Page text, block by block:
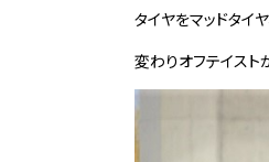
タイヤをマッドタ
変わりオフテイスト